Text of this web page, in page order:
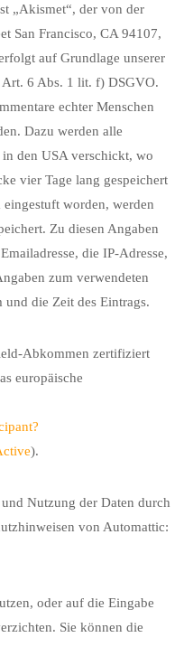
„Akismet“, der von der
San Francisco, CA 94107,
auf Grundlage unserer
Art. 6 Abs. 1 lit. f) DSGVO.
echter Menschen
Dazu werden alle
den USA verschickt, wo
vier Tage lang gespeichert
worden, werden
Zu diesen Angaben
die IP-Adresse,
zum verwendeten
und die Zeit des Eintrags.
Abkommen zertifiziert
europäische
).
Nutzung der Daten durch
von Automattic:
oder auf die Eingabe
Sie können die